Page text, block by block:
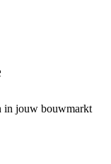
in jouw bouwmarkt